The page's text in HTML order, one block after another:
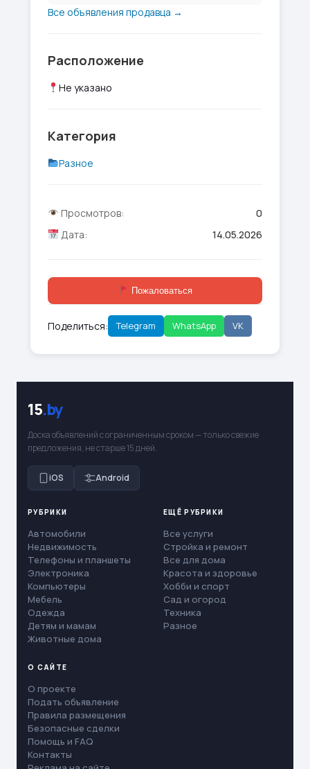
Все объявления продавца →
Расположение
Не указано
Категория
Разное
Просмотров:
0
Дата:
14.05.2026
Пожаловаться
Поделиться: Telegram WhatsApp VK
15.by
Доска объявлений с ограниченным сроком — только свежие
предложения, не старше 15 дней.
iOS Android
РУБРИКИ
Автомобили
Недвижимость
Телефоны и планшеты
Электроника
Компьютеры
Мебель
Одежда
Детям и мамам
Животные дома
ЕЩЁ РУБРИКИ
Все услуги
Стройка и ремонт
Все для дома
Красота и здоровье
Хобби и спорт
Сад и огород
Техника
Разное
О САЙТЕ
О проекте
Подать объявление
Правила размещения
Безопасные сделки
Помощь и FAQ
Контакты